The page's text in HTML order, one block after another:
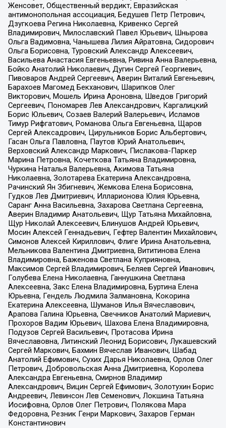
Женсовет, Общественный вердикт, Евразийская
антимонопольная ассоциация, Бедушев Петр Петрович,
Дзугкоева Регина Николаевна, Кривенко Сергей
Владимирович, Милославский Павел Юрьевич, Шнырова
Ольга Вадимовна, Чанышева Лилия Айратовна, Сидорович
Ольга Борисовна, Туровский Александр Алексеевич,
Васильева Анастасия Евгеньевна, Ривина Анна Валерьевна,
Бойко Анатолий Николаевич, Дугин Сергей Георгиевич,
Пивоваров Андрей Сергеевич, Аверин Виталий Евгеньевич,
Барахоев Магомед Бекханович, Шарипков Олег
Викторович, Мошель Ирина Ароновна, Шведов Григорий
Сергеевич, Пономарев Лев Александрович, Каргалицкий
Борис Юльевич, Созаев Валерий Валерьевич, Исламов
Тимур Рифгатович, Романова Ольга Евгеньевна, Щаров
Сергей Алексадрович, Цирульников Борис Альбертович,
Гасан Ольга Павловна, Паутов Юрий Анатольевич,
Верховский Александр Маркович, Пислакова-Паркер
Марина Петровна, Кочеткова Татьяна Владимировна,
Чуркина Наталья Валерьевна, Акимова Татьяна
Николаевна, Золотарева Екатерина Александровна,
Рачинский Ян Збигневич, Жемкова Елена Борисовна,
Гудков Лев Дмитриевич, Илларионова Юлия Юрьевна,
Саранг Анна Васильевна, Захарова Светлана Сергеевна,
Аверин Владимир Анатольевич, Щур Татьяна Михайловна,
Щур Николай Алексеевич, Блинушов Андрей Юрьевич,
Мосин Алексей Геннадьевич, Гефтер Валентин Михайлович,
Симонов Алексей Кириллович, Флиге Ирина Анатольевна,
Мельникова Валентина Дмитриевна, Вититинова Елена
Владимировна, Баженова Светлана Куприяновна,
Максимов Сергей Владимирович, Беляев Сергей Иванович,
Голубева Елена Николаевна, Ганнушкина Светлана
Алексеевна, Закс Елена Владимировна, Буртина Елена
Юрьевна, Гендель Людмила Залмановна, Кокорина
Екатерина Алексеевна, Шуманов Илья Вячеславович,
Арапова Галина Юрьевна, Свечников Анатолий Мариевич,
Прохоров Вадим Юрьевич, Шахова Елена Владимировна,
Подузов Сергей Васильевич, Протасова Ирина
Вячеславовна, Литинский Леонид Борисович, Лукашевский
Сергей Маркович, Бахмин Вячеслав Иванович, Шабад
Анатолий Ефимович, Сухих Дарья Николаевна, Орлов Олег
Петрович, Добровольская Анна Дмитриевна, Королева
Александра Евгеньевна, Смирнов Владимир
Александрович, Вицин Сергей Ефимович, Золотухин Борис
Андреевич, Левинсон Лев Семенович, Локшина Татьяна
Иосифовна, Орлов Олег Петрович, Полякова Мара
Федоровна, Резник Генри Маркович, Захаров Герман
Константинович